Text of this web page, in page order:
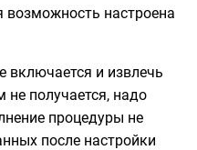
возможность настроена
включается и извлечь
получается, надо
процедуры не
после настройки